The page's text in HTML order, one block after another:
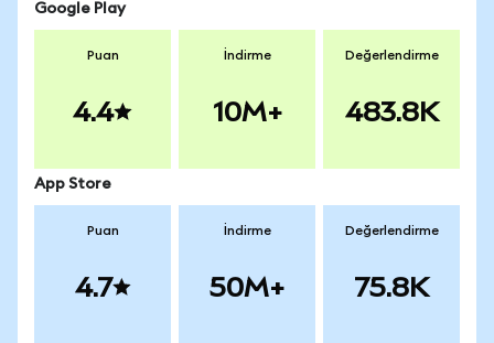
Google Play
Puan
4.4
İndirme
10M+
Değerlendirme
483.8K
App Store
Puan
4.7
İndirme
50M+
Değerlendirme
75.8K